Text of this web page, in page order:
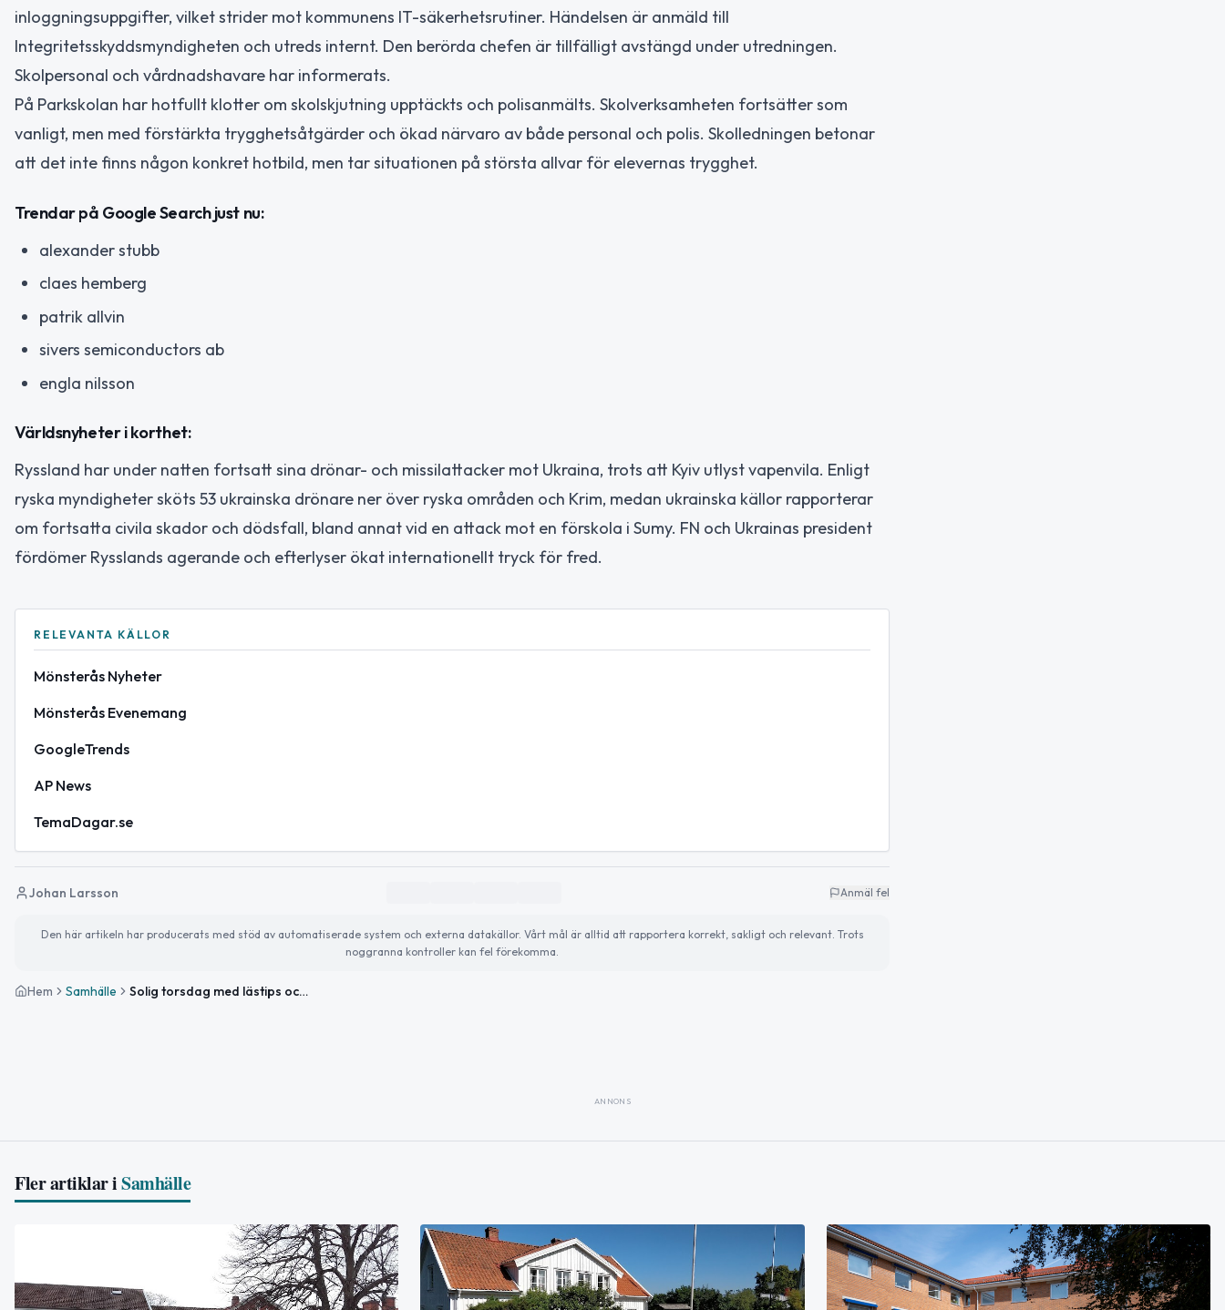
inloggningsuppgifter, vilket strider mot kommunens IT-säkerhetsrutiner. Händelsen är anmäld till
Integritetsskyddsmyndigheten och utreds internt. Den berörda chefen är tillfälligt avstängd under utredningen.
Skolpersonal och vårdnadshavare har informerats.
På Parkskolan har hotfullt klotter om skolskjutning upptäckts och polisanmälts. Skolverksamheten fortsätter som
vanligt, men med förstärkta trygghetsåtgärder och ökad närvaro av både personal och polis. Skolledningen betonar
att det inte finns någon konkret hotbild, men tar situationen på största allvar för elevernas trygghet.
Trendar på Google Search just nu:
alexander stubb
claes hemberg
patrik allvin
sivers semiconductors ab
engla nilsson
Världsnyheter i korthet:
Ryssland har under natten fortsatt sina drönar- och missilattacker mot Ukraina, trots att Kyiv utlyst vapenvila. Enligt
ryska myndigheter sköts 53 ukrainska drönare ner över ryska områden och Krim, medan ukrainska källor rapporterar
om fortsatta civila skador och dödsfall, bland annat vid en attack mot en förskola i Sumy. FN och Ukrainas president
fördömer Rysslands agerande och efterlyser ökat internationellt tryck för fred.
RELEVANTA KÄLLOR
Mönsterås Nyheter
Mönsterås Evenemang
GoogleTrends
AP News
TemaDagar.se
Johan Larsson Anmäl fel
Den här artikeln har producerats med stöd av automatiserade system och externa datakällor. Vårt mål är alltid att rapportera korrekt, sakligt och relevant. Trots
noggranna kontroller kan fel förekomma.
Hem Samhälle Solig torsdag med lästips och trygghet i fokus
ANNONS
Fler artiklar iSamhälle